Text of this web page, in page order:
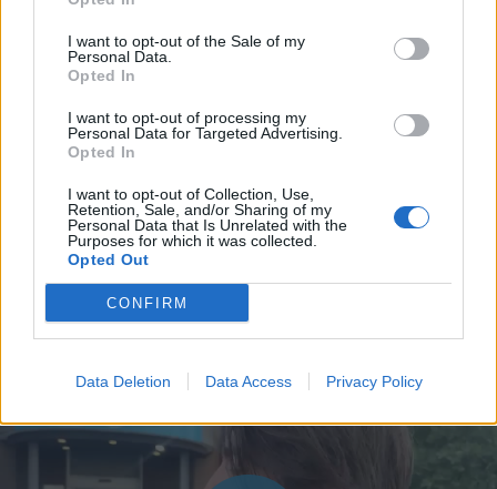
I want to opt-out of the Sale of my
Personal Data.
Opted In
I want to opt-out of processing my
Personal Data for Targeted Advertising.
Opted In
I want to opt-out of Collection, Use,
Retention, Sale, and/or Sharing of my
Personal Data that Is Unrelated with the
Purposes for which it was collected.
Opted Out
CONFIRM
Data Deletion Data Access Privacy Policy